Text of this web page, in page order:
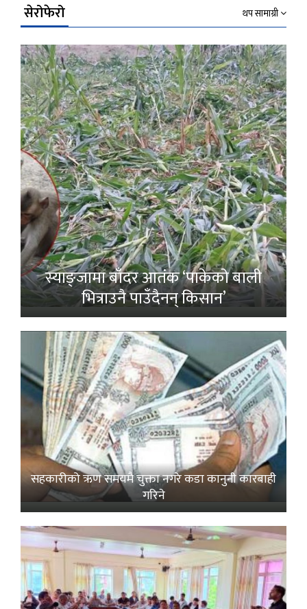
सेरोफेरो थप सामाग्री
स्याङ्जामा बाँदर आतंक ‘पाकेको बाली
भित्राउनै पाउँदैनन् किसान’
सहकारीको ऋण समयमै चुक्ता नगरे कडा कानुनी कारबाही
गरिने